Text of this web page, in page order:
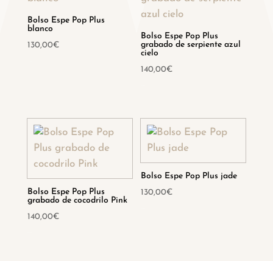
Bolso Espe Pop Plus
blanco
130,00€
Bolso Espe Pop Plus
grabado de serpiente azul
cielo
140,00€
Bolso Espe Pop Plus
grabado de cocodrilo Pink
140,00€
Bolso Espe Pop Plus jade
130,00€